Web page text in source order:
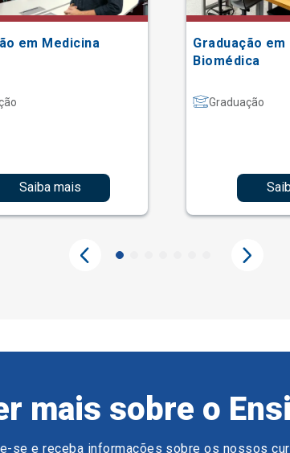
em Medicina
Saiba mais
Graduação em
Biomédica
Graduação
mais sobre o
se e receba informações sobre os nossos